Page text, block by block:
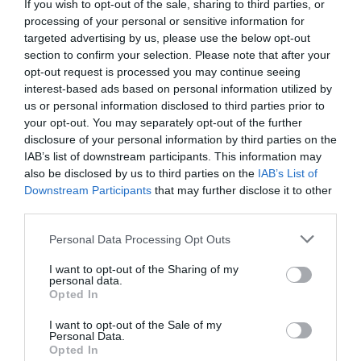
If you wish to opt-out of the sale, sharing to third parties, or
processing of your personal or sensitive information for
targeted advertising by us, please use the below opt-out
section to confirm your selection. Please note that after your
opt-out request is processed you may continue seeing
interest-based ads based on personal information utilized by
us or personal information disclosed to third parties prior to
your opt-out. You may separately opt-out of the further
disclosure of your personal information by third parties on the
IAB’s list of downstream participants. This information may
also be disclosed by us to third parties on the IAB’s List of
Downstream Participants that may further disclose it to other
Please note that this website/app uses one or more Google
not limited to your visit or usage behaviour. You may click to
grant or deny consent to Google and its third-party tags to
use your data for below specified purposes in below Google
consent section.
Personal Data Processing Opt Outs
I want to opt-out of the Sharing of my
personal data.
Opted In
I want to opt-out of the Sale of my
Personal Data.
Opted In
Bikavér Ünnepet nem az előre bejelentett,
szokásos júliusi időpontban, hanem augusztus
végén rendezzük meg.
A XXV. Egri Bikavér Ünnep új időpontja
2021. augusztus 26-28.
Azért döntöttünk idén is az új dátumban, mert
engedhetnénk be azokat, akiknek nincs
védettségi igazolványuk, vagy egyéb módon
nem tudják igazolni, hogy jogosultak a
belépésre, és abban bízunk, hogy augusztus
végéig ez a helyzet megváltozik. Szintén a
járványhelyzettel, illetve annak